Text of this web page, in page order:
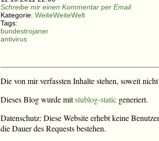
Schreibe mir einen Kommentar per Email
Kategorie: WeiteWeiteWelt
Tags:
bundestrojaner
antivirus
Die von mir verfassten Inhalte stehen, soweit
Dieses Blog wurde mitstublog-static generiert.
Datenschutz: Diese Website erhebt keine
die Dauer des Requests bestehen.